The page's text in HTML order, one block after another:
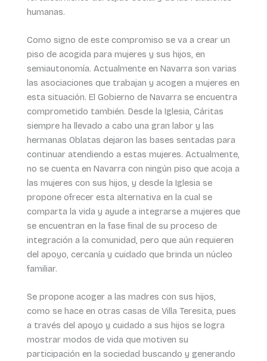
humanas.
Como signo de este compromiso se va a crear un
piso de acogida para mujeres y sus hijos, en
semiautonomía. Actualmente en Navarra son varias
las asociaciones que trabajan y acogen a mujeres en
esta situación. El Gobierno de Navarra se encuentra
comprometido también. Desde la Iglesia, Cáritas
siempre ha llevado a cabo una gran labor y las
hermanas Oblatas dejaron las bases sentadas para
continuar atendiendo a estas mujeres. Actualmente,
no se cuenta en Navarra con ningún piso que acoja a
las mujeres con sus hijos, y desde la Iglesia se
propone ofrecer esta alternativa en la cual se
comparta la vida y ayude a integrarse a mujeres que
se encuentran en la fase final de su proceso de
integración a la comunidad, pero que aún requieren
del apoyo, cercanía y cuidado que brinda un núcleo
familiar.
Se propone acoger a las madres con sus hijos,
como se hace en otras casas de Villa Teresita, pues
a través del apoyo y cuidado a sus hijos se logra
mostrar modos de vida que motiven su
participación en la sociedad buscando y generando